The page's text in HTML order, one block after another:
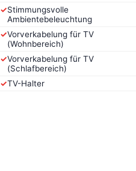
✓Stimmungsvolle
Ambientebeleuchtung
✓Vorverkabelung für TV
(Wohnbereich)
✓Vorverkabelung für TV
(Schlafbereich)
✓TV-Halter